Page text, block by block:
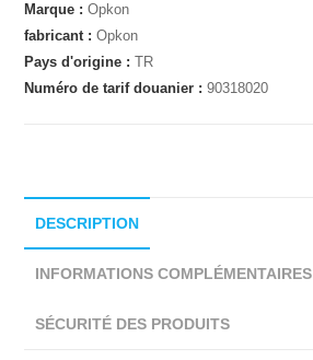
Marque :Opkon
fabricant :Opkon
Pays d'origine :TR
Numéro de tarif douanier :90318020
DESCRIPTION
INFORMATIONS COMPLÉMENTAIRES
SÉCURITÉ DES PRODUITS